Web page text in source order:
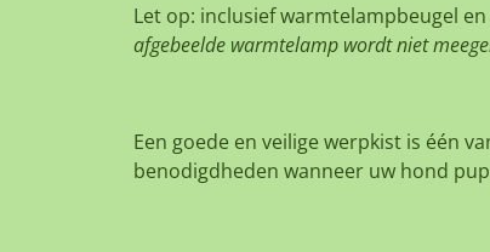
Let op: inclusief warmtelampbeugel
afgebeelde warmtelamp wordt niet
Een goede en veilige werpkist is één
benodigdheden wanneer uw hond